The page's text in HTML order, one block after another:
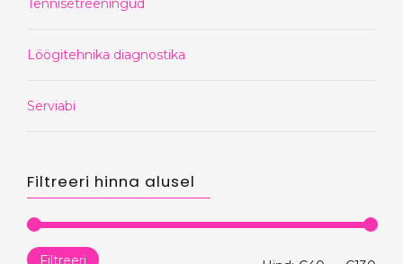
Tennisetreeningud
Löögitehnika diagnostika
Serviabi
Filtreeri hinna alusel
Filtreeri